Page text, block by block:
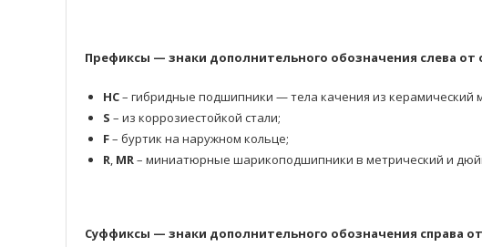
Префиксы — знаки дополнительного обозначения слева
HC– гибридные подшипники — тела качения из керамический
S – из коррозиестойкой стали;
F– буртик на наружном кольце;
R, MR– миниатюрные шарикоподшипники в метрический и
Суффиксы — знаки дополнительного обозначения справа